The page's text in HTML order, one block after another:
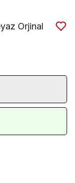
Orjinal